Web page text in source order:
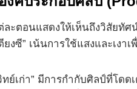
ละตอนแสดงให้เห็นถึงวิสัยทั
ยงซี” เน้นการใช้แสงและเง
ย์เก่า” มีการกำกับศิลป์ที่โด